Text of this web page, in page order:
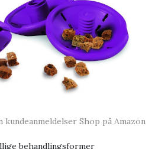
kundeanmeldelser Shop på Amazon
behandlingsformer